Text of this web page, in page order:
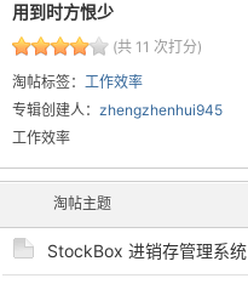
用到时方恨少
(共 11 次打分)
淘帖标签： 工作效率
专辑创建人： zhengzhenhui945
工作效率
淘帖主题
StockBox 进销存管理系统